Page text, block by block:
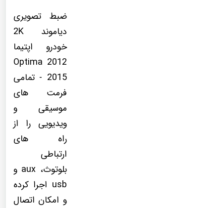
ضبط تصویری
دیاموند 2K
خودرو اپتیما
Optima 2012
- 2015 تمامی
فرمت های
موسیقی و
ویدیویی را از
راه های
ارتباطی
بلوتوث، aux و
usb اجرا کرده
و امکان اتصال